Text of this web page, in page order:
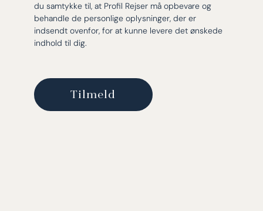
du samtykke til, at Profil Rejser må opbevare og
behandle de personlige oplysninger, der er
indsendt ovenfor, for at kunne levere det ønskede
indhold til dig.